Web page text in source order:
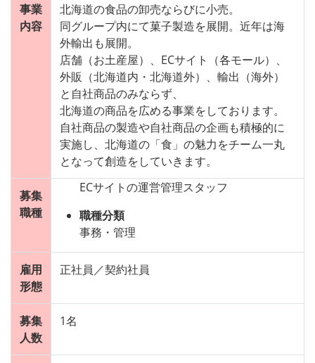
事業
内容
北海道の食品の卸売ならびに小売。
同グループ内にて菓子製造を展開。近年は海
外輸出も展開。
店舗（お土産屋）、ECサイト（各モール）、
外販（北海道内・北海道外）、輸出（海外）
と自社商品のみならず、
北海道の商品を広める事業をしております。
自社商品の製造や自社商品の企画も積極的に
実施し、北海道の「食」の魅力をチーム一丸
となって創造をしていきます。
募集
職種
ECサイトの運営管理スタッフ
職種分類
事務・管理
雇用
形態
正社員／契約社員
募集
人数
1名